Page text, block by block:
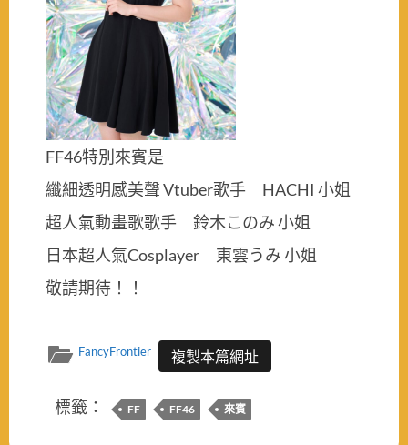
FF46特別來賓是
纖細透明感美聲 Vtuber歌手 HACHI 小姐
超人氣動畫歌歌手 鈴木このみ 小姐
日本超人氣Cosplayer 東雲うみ 小姐
敬請期待！！
FancyFrontier 複製本篇網址
標籤： FF FF46 來賓